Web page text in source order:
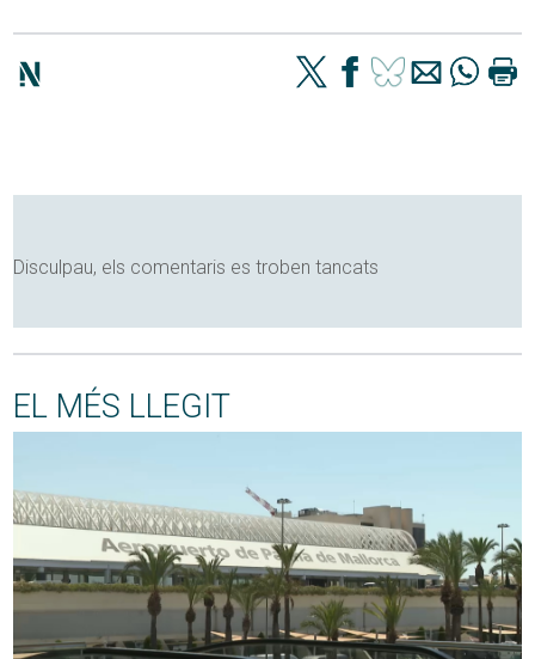
Disculpau, els comentaris es troben tancats
EL MÉS LLEGIT